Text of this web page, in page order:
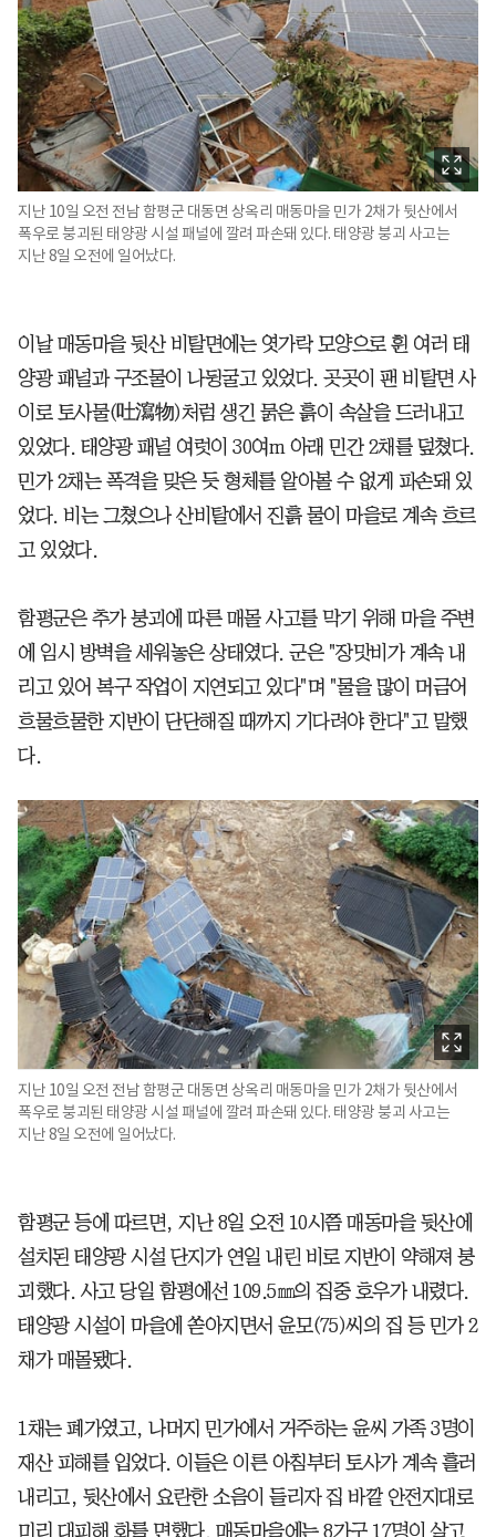
지난 10일 오전 전남 함평군 대동면 상옥리 매동마을 민가 2채가 뒷산에서
폭우로 붕괴된 태양광 시설 패널에 깔려 파손돼 있다. 태양광 붕괴 사고는
지난 8일 오전에 일어났다.
이날 매동마을 뒷산 비탈면에는 엿가락 모양으로 휜 여러 태
양광 패널과 구조물이 나뒹굴고 있었다. 곳곳이 팬 비탈면 사
이로 토사물(吐瀉物)처럼 생긴 묽은 흙이 속살을 드러내고
있었다. 태양광 패널 여럿이 30여m 아래 민간 2채를 덮쳤다.
민가 2채는 폭격을 맞은 듯 형체를 알아볼 수 없게 파손돼 있
었다. 비는 그쳤으나 산비탈에서 진흙 물이 마을로 계속 흐르
고 있었다.
함평군은 추가 붕괴에 따른 매몰 사고를 막기 위해 마을 주변
에 임시 방벽을 세워놓은 상태였다. 군은 "장맛비가 계속 내
리고 있어 복구 작업이 지연되고 있다"며 "물을 많이 머금어
흐물흐물한 지반이 단단해질 때까지 기다려야 한다"고 말했
다.
지난 10일 오전 전남 함평군 대동면 상옥리 매동마을 민가 2채가 뒷산에서
폭우로 붕괴된 태양광 시설 패널에 깔려 파손돼 있다. 태양광 붕괴 사고는
지난 8일 오전에 일어났다.
함평군 등에 따르면, 지난 8일 오전 10시쯤 매동마을 뒷산에
설치된 태양광 시설 단지가 연일 내린 비로 지반이 약해져 붕
괴했다. 사고 당일 함평에선 109.5㎜의 집중 호우가 내렸다.
태양광 시설이 마을에 쏟아지면서 윤모(75)씨의 집 등 민가 2
채가 매몰됐다.
1채는 폐가였고, 나머지 민가에서 거주하는 윤씨 가족 3명이
재산 피해를 입었다. 이들은 이른 아침부터 토사가 계속 흘러
내리고, 뒷산에서 요란한 소음이 들리자 집 바깥 안전지대로
미리 대피해 화를 면했다. 매동마을에는 8가구 17명이 살고